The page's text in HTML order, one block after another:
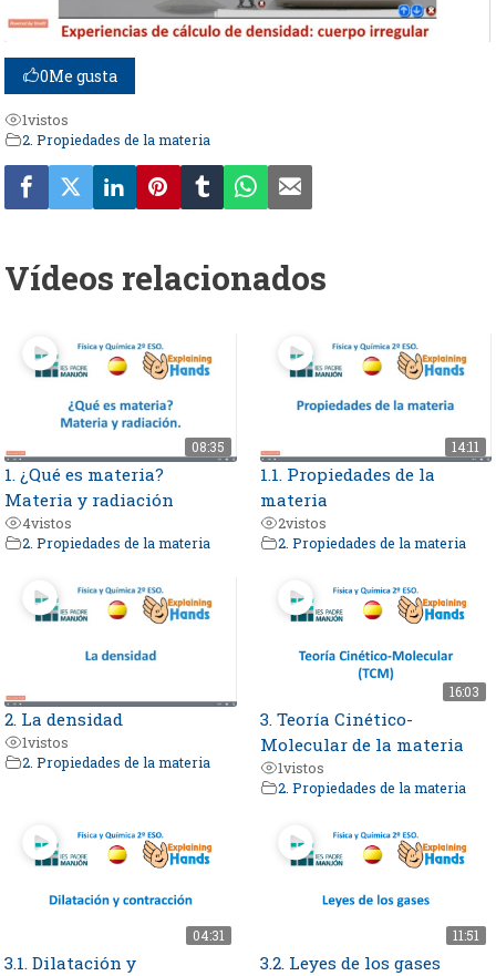
0Me gusta
1vistos
2. Propiedades de la materia
Vídeos relacionados
08:35
1. ¿Qué es materia?
Materia y radiación
4vistos
2. Propiedades de la materia
14:11
1.1. Propiedades de la
materia
2vistos
2. Propiedades de la materia
2. La densidad
1vistos
2. Propiedades de la materia
16:03
3. Teoría Cinético-
Molecular de la materia
1vistos
2. Propiedades de la materia
04:31
3.1. Dilatación y
11:51
3.2. Leyes de los gases